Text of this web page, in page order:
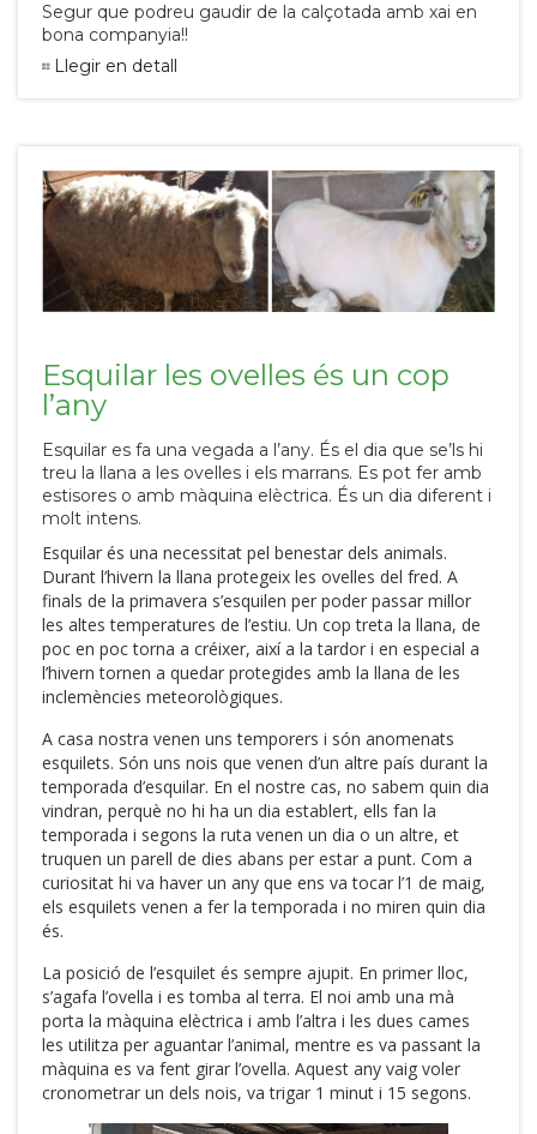
Segur que podreu gaudir de la calçotada amb xai en
bona companyia!!
Llegir en detall
Esquilar les ovelles és un cop
l’any
Esquilar es fa una vegada a l’any. És el dia que se’ls hi
treu la llana a les ovelles i els marrans. Es pot fer amb
estisores o amb màquina elèctrica. És un dia diferent i
molt intens.
Esquilar és una necessitat pel benestar dels animals.
Durant l’hivern la llana protegeix les ovelles del fred. A
finals de la primavera s’esquilen per poder passar millor
les altes temperatures de l’estiu. Un cop treta la llana, de
poc en poc torna a créixer, així a la tardor i en especial a
l’hivern tornen a quedar protegides amb la llana de les
inclemències meteorològiques.
A casa nostra venen uns temporers i són anomenats
esquilets. Són uns nois que venen d’un altre país durant la
temporada d’esquilar. En el nostre cas, no sabem quin dia
vindran, perquè no hi ha un dia establert, ells fan la
temporada i segons la ruta venen un dia o un altre, et
truquen un parell de dies abans per estar a punt. Com a
curiositat hi va haver un any que ens va tocar l’1 de maig,
els esquilets venen a fer la temporada i no miren quin dia
és.
La posició de l’esquilet és sempre ajupit. En primer lloc,
s’agafa l’ovella i es tomba al terra. El noi amb una mà
porta la màquina elèctrica i amb l’altra i les dues cames
les utilitza per aguantar l’animal, mentre es va passant la
màquina es va fent girar l’ovella. Aquest any vaig voler
cronometrar un dels nois, va trigar 1 minut i 15 segons.